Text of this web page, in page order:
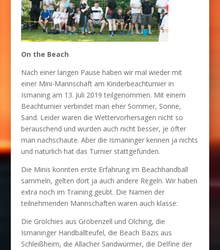
On the Beach
Nach einer langen Pause haben wir mal wieder mit
einer Mini-Mannschaft am Kinderbeachturnier in
Ismaning am 13. Juli 2019 teilgenommen. Mit einem
Beachturnier verbindet man eher Sommer, Sonne,
Sand. Leider waren die Wettervorhersagen nicht so
berauschend und wurden auch nicht besser, je öfter
man nachschaute. Aber die Ismaninger kennen ja nichts
und natürlich hat das Turnier stattgefunden.
Die Minis konnten erste Erfahrung im Beachhandball
sammeln, gelten dort ja auch andere Regeln. Wir haben
extra noch im Training geübt. Die Namen der
teilnehmenden Mannschaften waren auch klasse:
Die Grolchies aus Gröbenzell und Olching, die
Ismaninger Handballteufel, die Beach Bazis aus
Schleißheim, die Allacher Sandwürmer, die Delfine der